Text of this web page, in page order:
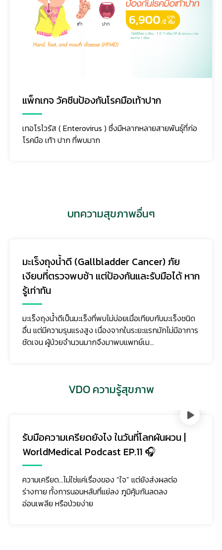
แพ็กเกจ วัคซีนป้องกันโรคมือเท้าปาก
เทอโรไวรัส ( Enterovirus ) ซึ่งมีหลากหลายสายพันธุ์ที่ก่อ
โรคมือ เท้า ปาก ที่พบมาก
บทความสุขภาพอื่นๆ
มะเร็งถุงน้ำดี (Gallbladder Cancer) ภัย
เงียบที่ตรวจพบช้า แต่ป้องกันและรับมือได้ หาก
รู้เท่าทัน
มะเร็งถุงน้ำดีเป็นมะเร็งที่พบไม่บ่อยเมื่อเทียบกับมะเร็งชนิด
อื่น แต่มีความรุนแรงสูง เนื่องจากในระยะแรกมักไม่มีอาการ
ชัดเจน ผู้ป่วยจำนวนมากจึงมาพบแพทย์เม...
VDO ความรู้สุขภาพ
รับมือความเครียดยังไง ในวันที่โลกผันผวน |
WorldMedical Podcast EP.11 🎧
ความเครียด…ไม่ใช่แค่เรื่องของ “ใจ” แต่ยังส่งผลต่อ
ร่างกาย ทั้งการนอนหลับที่แย่ลง ภูมิคุ้มกันลดลง
อ่อนเพลีย หรือป่วยง่าย